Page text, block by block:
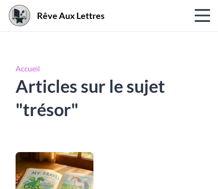
Rêve Aux Lettres
Accueil
Articles sur le sujet
"trésor"